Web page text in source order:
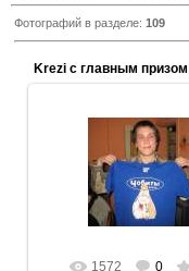
Фотографий в разделе: 109
Krezi с главным призом
13.03.2012
ezooculteric
1572 0